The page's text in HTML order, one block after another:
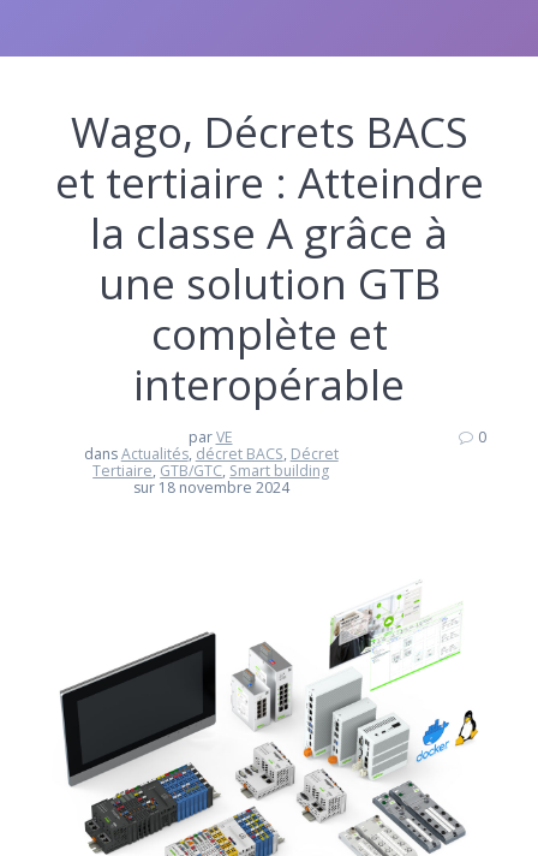
Wago, Décrets BACS
et tertiaire : Atteindre
la classe A grâce à
une solution GTB
complète et
interopérable
parVE
dansActualités, décret BACS, Décret
Tertiaire, GTB/GTC, Smart building
sur 18 novembre 2024
0